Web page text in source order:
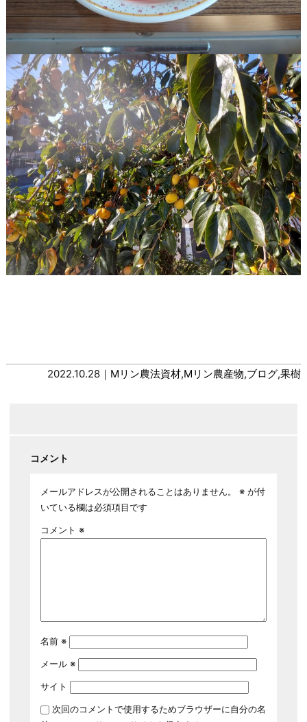
2022.10.28｜ Mリン農法資材,Mリン農産物,ブログ,果樹
コメント
メールアドレスが公開されることはありません。 ※が付
いている欄は必須項目です
コメント ※
名前 ※
メール ※
サイト
次回のコメントで使用するためブラウザーに自分の名